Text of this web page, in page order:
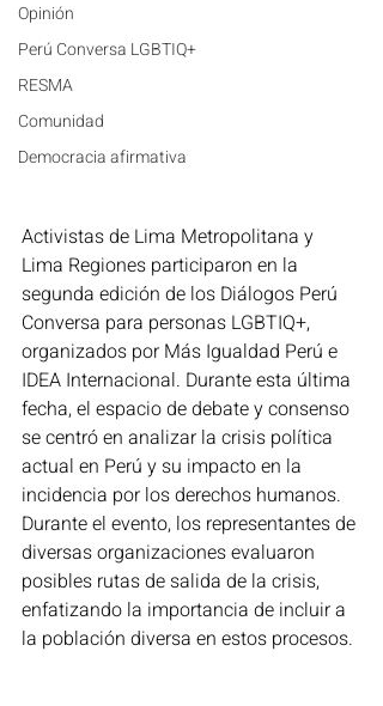
Opinión
Perú Conversa LGBTIQ+
RESMA
Comunidad
Democracia afirmativa
Activistas de Lima Metropolitana y
Lima Regiones participaron en la
segunda edición de los Diálogos Perú
Conversa para personas LGBTIQ+,
organizados por Más Igualdad Perú e
IDEA Internacional. Durante esta última
fecha, el espacio de debate y consenso
se centró en analizar la crisis política
actual en Perú y su impacto en la
incidencia por los derechos humanos.
Durante el evento, los representantes de
diversas organizaciones evaluaron
posibles rutas de salida de la crisis,
enfatizando la importancia de incluir a
la población diversa en estos procesos.